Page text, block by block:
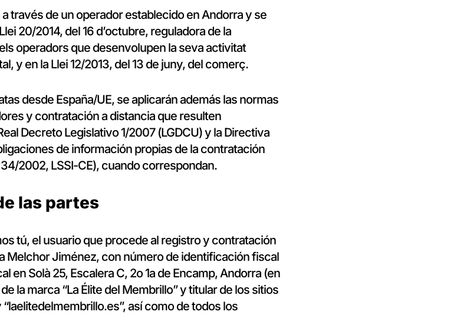
través de un operador establecido en Andorra y se
20/2014, del 16 d’octubre, reguladora de la
operadors que desenvolupen la seva activitat
y en la Llei 12/2013, del 13 de juny, del comerç.
desde España/UE, se aplicarán además las normas
y contratación a distancia que resulten
Decreto Legislativo 1/2007 (LGDCU) y la Directiva
de información propias de la contratación
2002, LSSI-CE), cuando correspondan.
las partes
tú, el usuario que procede al registro y contratación
Melchor Jiménez, con número de identificación fiscal
en Solà 25, Escalera C, 2o 1a de Encamp, Andorra (en
la marca “La Élite del Membrillo” y titular de los sitios
así como de todos los